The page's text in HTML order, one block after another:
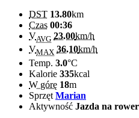
DST 13.80km
Czas 00:36
VAVG 23.00km/h
VMAX 36.10km/h
Temp. 3.0°C
Kalorie 335kcal
W górę 18m
Sprzęt Marian
Aktywność Jazda na